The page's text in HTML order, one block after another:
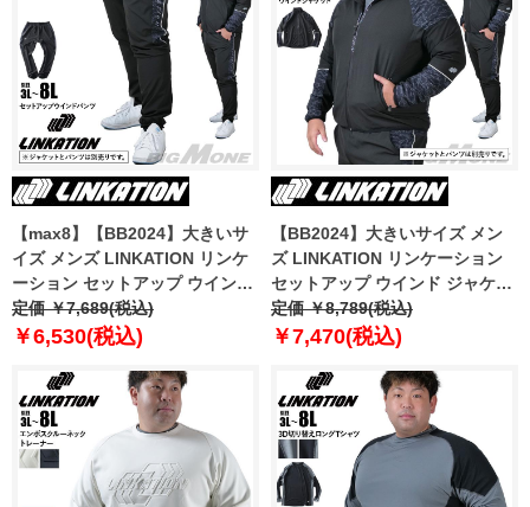
【max8】【BB2024】大きいサ
イズ メンズ LINKATION リンケ
ーション セットアップ ウインド
パンツ アスレジャー スポーツウ
ェア lkswp-240401
定価 ￥7,689(税込)
￥6,530(税込)
【BB2024】大きいサイズ メン
ズ LINKATION リンケーション
セットアップ ウインド ジャケッ
ト アスレジャー スポーツウェア
lkb-240401
定価 ￥8,789(税込)
￥7,470(税込)